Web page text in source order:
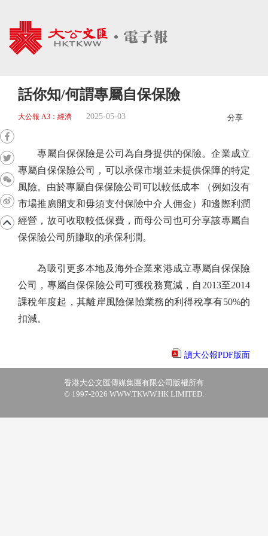
話你知/何謂專屬自保保險
大公報 A3：經濟 2025-05-03 分享
專屬自保保險是公司為自身提供的保險。企業成立
專屬自保保險公司，可以承保市場並未提供保障的特定
風險。由於專屬自保保險公司可以較低成本 （例如沒有
市場推廣開支和毋須支付保險中介人佣金）和邊際利潤
經營，故可收取較低保費，而母公司也可分享該專屬自
保保險公司所賺取的承保利潤。
為吸引更多本地及海外企業來港成立專屬自保保險
公司，專屬自保保險公司可獲稅務寬減，自2013至2014
課稅年度起，其離岸風險保險業務的利得稅享有50%的
扣減。
讀大公報PDF版面
香港大公文匯傳媒集團有限公司版權所有
© 1997-2026 WWW.TKWW.HK LIMITED.